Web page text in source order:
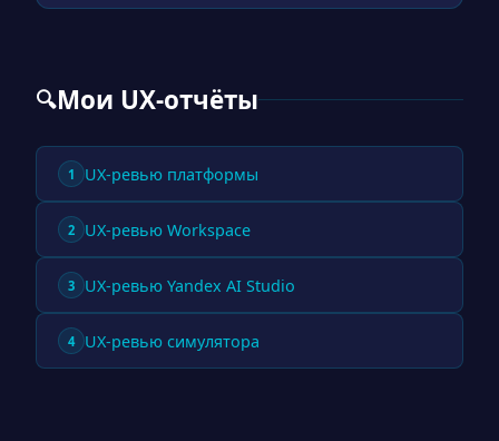
🔍Мои UX-отчёты
1 UX-ревью платформы
2 UX-ревью Workspace
3 UX-ревью Yandex AI Studio
4 UX-ревью симулятора